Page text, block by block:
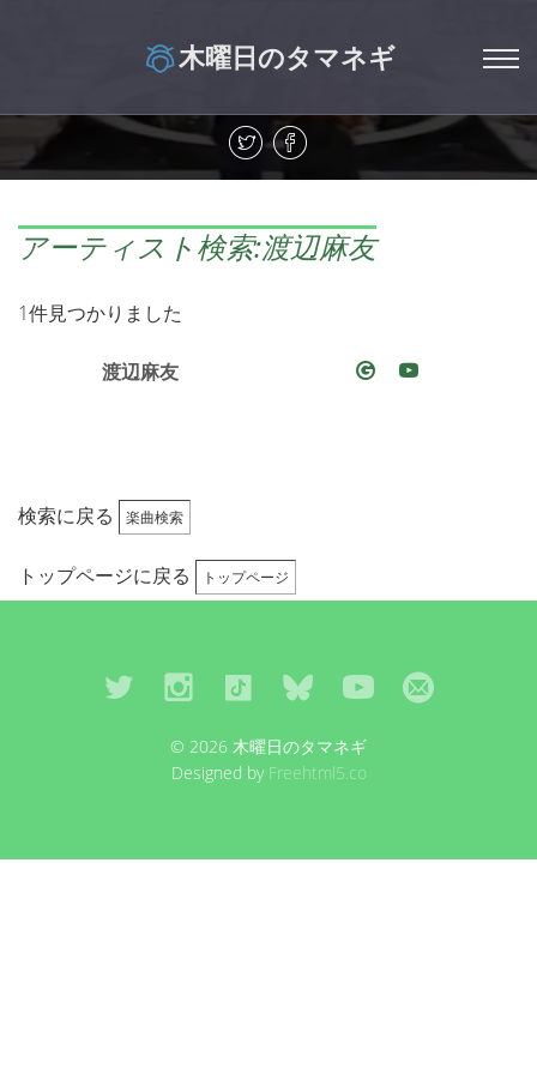
木曜日のタマネギ
アーティスト検索:渡辺麻友
1件見つかりました
渡辺麻友
検索に戻る 楽曲検索
トップページに戻る トップページ
© 2026 木曜日のタマネギ
Designed by Freehtml5.co